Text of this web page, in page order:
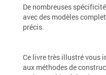
De nombreuses
avec des modèles
précis.
Ce livre très illustré vous
aux méthodes de